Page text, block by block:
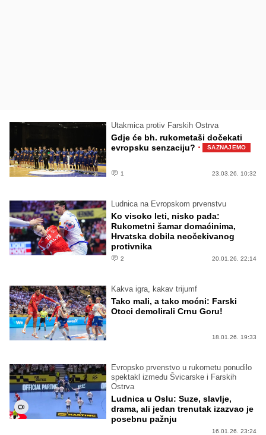
Utakmica protiv Farskih Ostrva
Gdje će bh. rukometaši dočekati
evropsku senzaciju? · SAZNAJEMO
1 23.03.26. 10:32
Ludnica na Evropskom prvenstvu
Ko visoko leti, nisko pada:
Rukometni šamar domaćinima,
Hrvatska dobila neočekivanog
protivnika
2 20.01.26. 22:14
Kakva igra, kakav trijumf
Tako mali, a tako moćni: Farski
Otoci demolirali Crnu Goru!
18.01.26. 19:33
Evropsko prvenstvo u rukometu ponudilo
spektakl između Švicarske i Farskih
Ostrva
Ludnica u Oslu: Suze, slavlje,
drama, ali jedan trenutak izazvao je
posebnu pažnju
16.01.26. 23:24